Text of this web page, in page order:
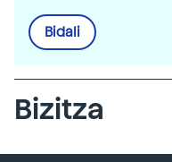
Bidali
Bizitza